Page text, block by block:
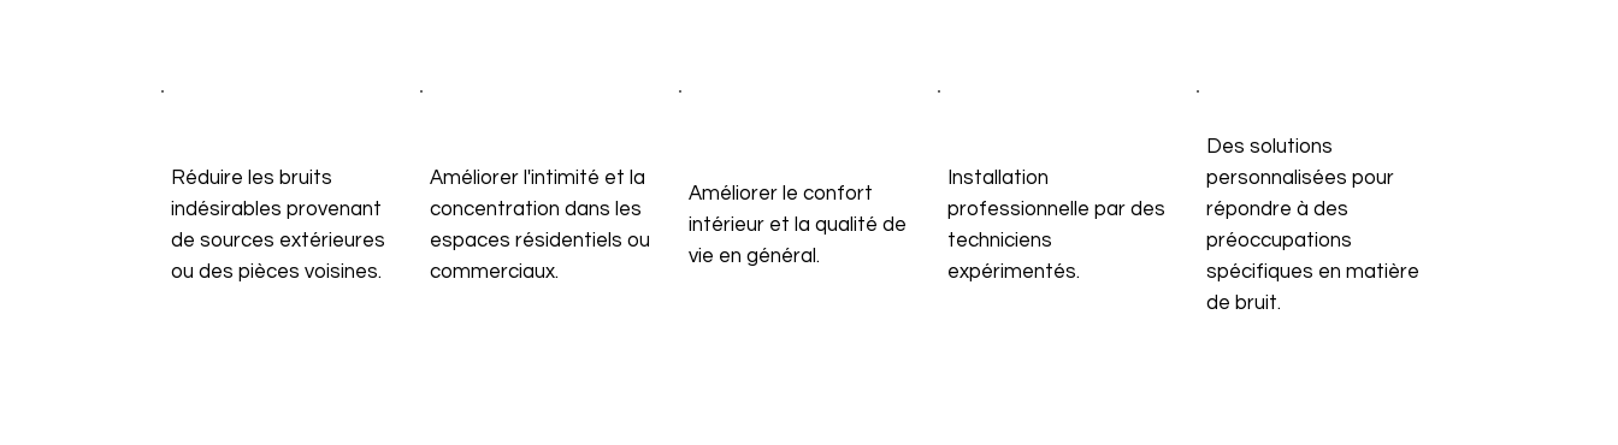
Réduire les bruits
indésirables provenant
de sources extérieures
ou des pièces voisines.
Améliorer l'intimité et la
concentration dans les
espaces résidentiels ou
commerciaux.
Améliorer le confort
intérieur et la qualité de
vie en général.
Installation
professionnelle par des
techniciens
expérimentés.
Des solutions
personnalisées pour
répondre à des
préoccupations
spécifiques en matière
de bruit.